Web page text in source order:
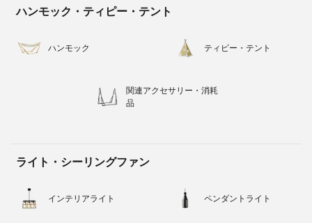
ハンモック・ティピー・テント
ハンモック ティピー・テント
関連アクセサリー・消耗
品
ライト・シーリングファン
インテリアライト ペンダントライト